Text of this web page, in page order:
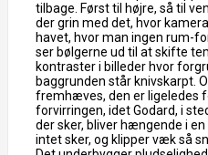
tilbage. Først til højre, så til
der grin med det, hvor
havet, hvor man ingen rum-
ser bølgerne ud til at skifte
kontraster i billeder hvor
baggrunden står knivskarpt.
fremhæves, den er ligeledes
forvirringen, idet Godard, i
der sker, bliver hængende i
intet sker, og klipper væk så